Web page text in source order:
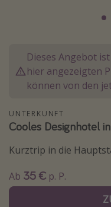
Krabi Urlaub
Tulum Urlaub
Japan Rundreise
Reisethemen
Alle Reisethemen
Dieses Angebot
hier angezeigten
können von den
UNTERKUNFT
Cooles Designhotel
Kurztrip in die
Ab 35 € p. P.